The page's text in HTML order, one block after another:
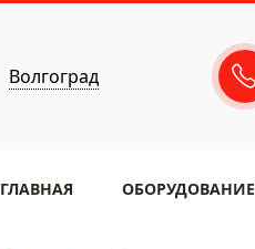
Волгоград
ГЛАВНАЯ ОБОРУДОВАНИЕ